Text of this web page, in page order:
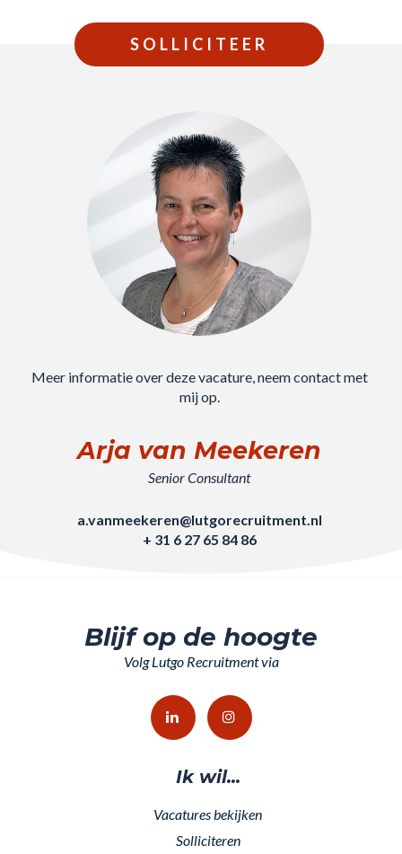
SOLLICITEER
Meer informatie over deze vacature, neem contact met
mij op.
Arja van Meekeren
Senior Consultant
a.vanmeekeren@lutgorecruitment.nl
+ 31 6 27 65 84 86
Blijf op de hoogte
Volg Lutgo Recruitment via
Ik wil...
Vacatures bekijken
Solliciteren